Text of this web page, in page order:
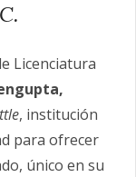
Licenciatura
, institución
para ofrecer
único en su